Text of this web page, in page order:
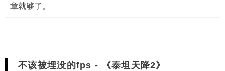
章就够了。
不该被埋没的fps - 《泰坦天降2》